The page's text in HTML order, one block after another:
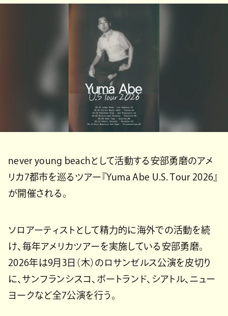
never young beachとして活動する安部勇磨のアメ
リカ7都市を巡るツアー『Yuma Abe U.S. Tour 2026』
が開催される。
ソロアーティストとして精力的に海外での活動を続
け、毎年アメリカツアーを実施している安部勇磨。
2026年は9月3日（木）のロサンゼルス公演を皮切り
に、サンフランシスコ、ポートランド、シアトル、ニュー
ヨークなど全7公演を行う。